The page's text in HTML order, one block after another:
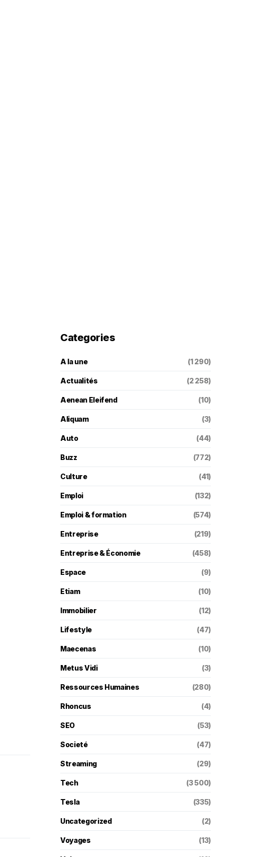
Categories
A la une (1 290)
Actualités (2 258)
Aenean Eleifend (10)
Aliquam (3)
Auto (44)
Buzz (772)
Culture (41)
Emploi (132)
Emploi & formation (574)
Entreprise (219)
Entreprise & Économie (458)
Espace (9)
Etiam (10)
Immobilier (12)
Lifestyle (47)
Maecenas (10)
Metus Vidi (3)
Ressources Humaines (280)
Rhoncus (4)
SEO (53)
Societé (47)
Streaming (29)
Tech (3 500)
Tesla (335)
Uncategorized (2)
Voyages (13)